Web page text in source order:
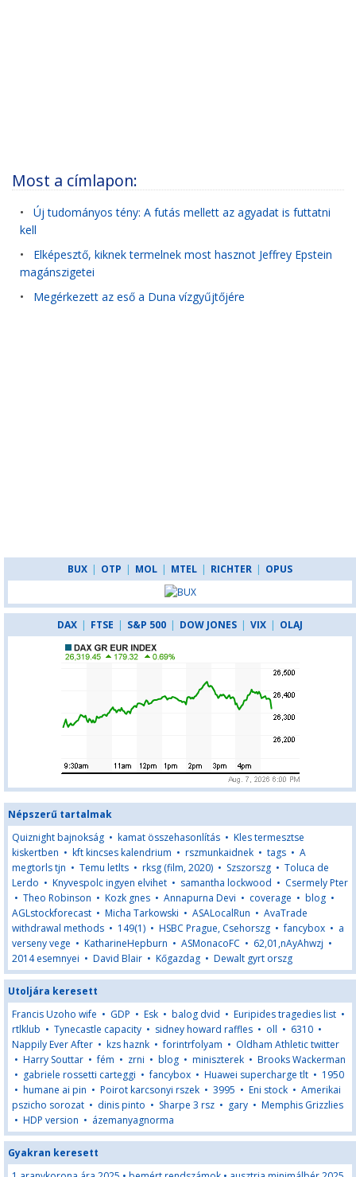
Most a címlapon:
• Új tudományos tény: A futás mellett az agyadat is futtatni
kell
• Elképesztő, kiknek termelnek most hasznot Jeffrey Epstein
magánszigetei
• Megérkezett az eső a Duna vízgyűjtőjére
BUX | OTP | MOL | MTEL | RICHTER | OPUS
DAX | FTSE | S&P 500 | DOW JONES | VIX | OLAJ
Népszerű tartalmak
Quiznight bajnokság • kamat összehasonlítás • Kles termesztse
kiskertben • kft kincses kalendrium • rszmunkaidnek • tags • A
megtorls tjn • Temu letlts • rksg (film, 2020) • Szszorszg • Toluca de
Lerdo • Knyvespolc ingyen elvihet • samantha lockwood • Csermely Pter
• Theo Robinson • Kozk gnes • Annapurna Devi • coverage • blog •
AGLstockforecast • Micha Tarkowski • ASALocalRun • AvaTrade
withdrawal methods • 149(1) • HSBC Prague, Csehorszg •fancybox • a
verseny vege • KatharineHepburn • ASMonacoFC • 62,01,nAyAhwzj •
2014 esemnyei • David Blair • Kőgazdag • Dewalt gyrt orszg
Utoljára keresett
Francis Uzoho wife • GDP • Esk • balog dvid • Euripides tragedies list •
rtlklub • Tynecastle capacity • sidney howard raffles • oll • 6310 •
Nappily Ever After • kzs haznk •forintrfolyam • Oldham Athletic twitter
• Harry Souttar •fém • zrni • blog • miniszterek • Brooks Wackerman
• gabriele rossetti carteggi •fancybox • Huawei supercharge tlt • 1950
• humane ai pin • Poirot karcsonyi rszek • 3995 • Eni stock • Amerikai
pszicho sorozat • dinis pinto • Sharpe 3 rsz • gary • Memphis Grizzlies
• HDP version • ázemanyagnorma
Gyakran keresett